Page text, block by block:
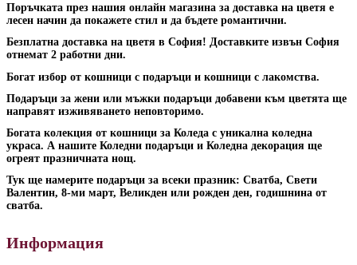
Поръчката през нашия онлайн магазина за доставка на цветя е
лесен начин да покажете стил и да бъдете романтични.
Безплатна доставка на цветя в София! Доставките извън София
отнемат 2 работни дни.
Богат избор от кошници с подаръци и кошници с лакомства.
Подаръци за жени или мъжки подаръци добавени към цветята ще
направят изживяването неповторимо.
Богата колекция от кошници за Коледа с уникална коледна
украса. А нашите Коледни подаръци и Коледна декорация ще
огреят празничната нощ.
Тук ще намерите подаръци за всеки празник: Сватба, Свети
Валентин, 8-ми март, Великден или рожден ден, годишнина от
сватба.
Информация